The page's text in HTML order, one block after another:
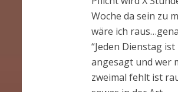
Woche da sein zu
wäre ich
“Jeden Dienstag
angesagt und wer
zweimal fehlt ist